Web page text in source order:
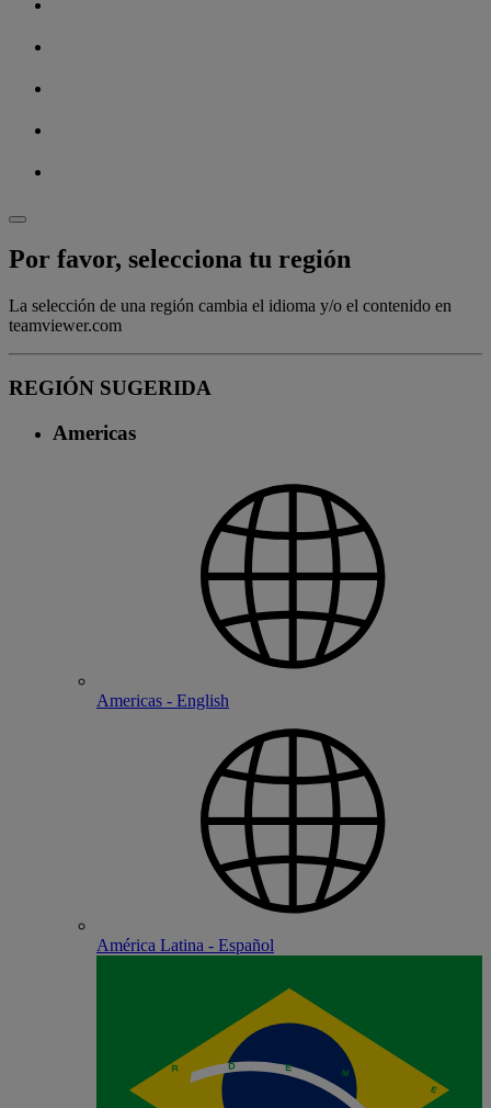
Por favor, selecciona tu región
La selección de una región cambia el idioma y/o el contenido en
teamviewer.com
REGIÓN SUGERIDA
Americas
Americas - English
América Latina - Español